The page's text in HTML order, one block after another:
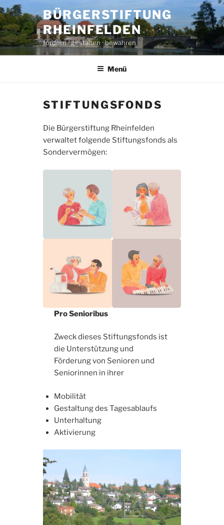
Zum
Inhalt
springen
BÜRGERSTIFTUNG
RHEINFELDEN
fördern · gestalten · bewahren
Menü
STIFTUNGSFONDS
Die Bürgerstiftung Rheinfelden
verwaltet folgende Stiftungsfonds als
Sondervermögen:
Pro Senioribus
Zweck dieses Stiftungsfonds ist
die Unterstützung und
Förderung von Senioren und
Seniorinnen in ihrer
Mobilität
Gestaltung des Tagesablaufs
Unterhaltung
Aktivierung